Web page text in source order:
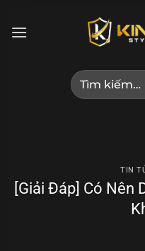
qua
Tìm
kiếm:
TIN
[Giải Đáp] Có Nên